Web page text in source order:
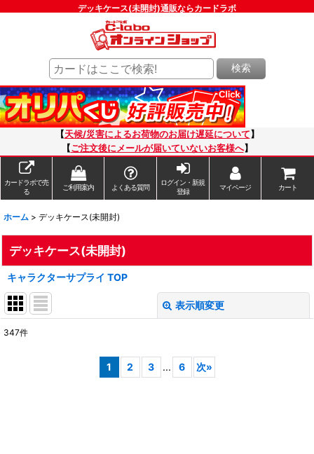
デッキケース(未開封)通販ならカードラボ
検索
【天候/災害によるお荷物のお届け遅延について 】
【ご注文後にメールが届いていないお客様へ】
カードラボで売
る
ご利用案内 よくある質問
ログイン・新規
登録
マイページ カート
ホーム > デッキケース(未開封)
デッキケース(未開封)
キャラクターサプライ TOP
表示順変更
347件
1 2 3 ... 6 次»